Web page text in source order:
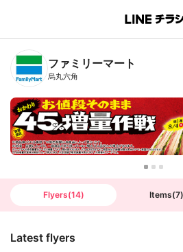
B
n
T
ファミリーマート
烏丸六角
Flyers(14) Items(7)
Latest flyers